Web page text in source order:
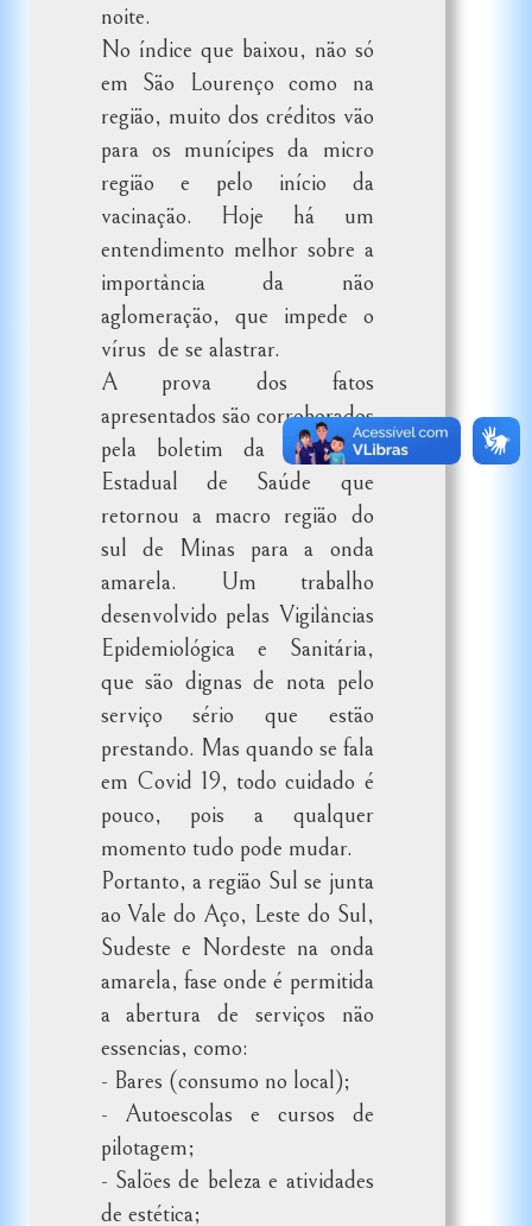
noite.
No índice que baixou, não só
em São Lourenço como na
região, muito dos créditos vão
para os munícipes da micro
região e pelo início da
vacinação. Hoje há um
entendimento melhor sobre a
importância da não
aglomeração, que impede o
vírus de se alastrar.
A prova dos fatos
apresentados são corroborados
pela boletim da Secretaria
Estadual de Saúde que
retornou a macro região do
sul de Minas para a onda
amarela. Um trabalho
desenvolvido pelas Vigilâncias
Epidemiológica e Sanitária,
que são dignas de nota pelo
serviço sério que estão
prestando. Mas quando se fala
em Covid 19, todo cuidado é
pouco, pois a qualquer
momento tudo pode mudar.
Portanto, a região Sul se junta
ao Vale do Aço, Leste do Sul,
Sudeste e Nordeste na onda
amarela, fase onde é permitida
a abertura de serviços não
essencias, como:
- Bares (consumo no local);
- Autoescolas e cursos de
pilotagem;
- Salões de beleza e atividades
de estética;